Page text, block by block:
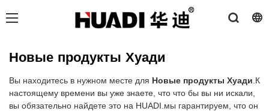
Новые продукты Хуади
Вы находитесь в нужном месте для Новые продукты Хуади.К
настоящему времени вы уже знаете, что что бы вы ни искали,
вы обязательно найдете это на HUADI.мы гарантируем, что он